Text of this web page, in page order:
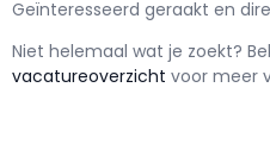
Geïnteresseerd geraakt en d
Niet helemaal wat je zoekt?
vacatureoverzicht voor meer